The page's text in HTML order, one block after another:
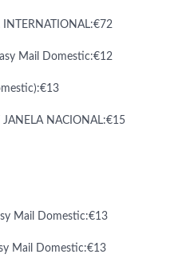
INTERNATIONAL:€72
Mail Domestic:€12
JANELA NACIONAL:€15
Mail Domestic:€13
Mail Domestic:€13